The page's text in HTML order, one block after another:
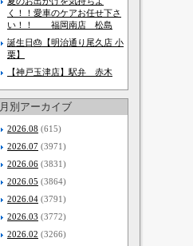
く！！愛車のケアお任せ下さ
い！！ 福岡南店 松島
誕生日🎂【明治通り尾久店 小
栗】
【神戸玉津店】駅弁 赤木
月別アーカイブ
2026.08 (615)
2026.07 (3971)
2026.06 (3831)
2026.05 (3864)
2026.04 (3791)
2026.03 (3772)
2026.02 (3266)